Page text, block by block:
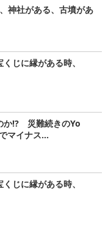
神社がある、古墳があ
じに縁がある時、
か!? 災難続きのYo
マイナス...
じに縁がある時、